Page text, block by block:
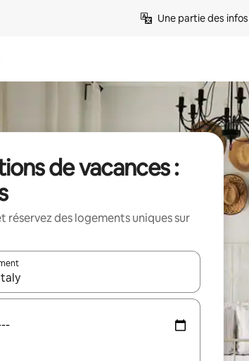
Une partie des
de vacances :
réservez des logements uniques sur
résultats sont affichés, parcourez-les en utilisant les